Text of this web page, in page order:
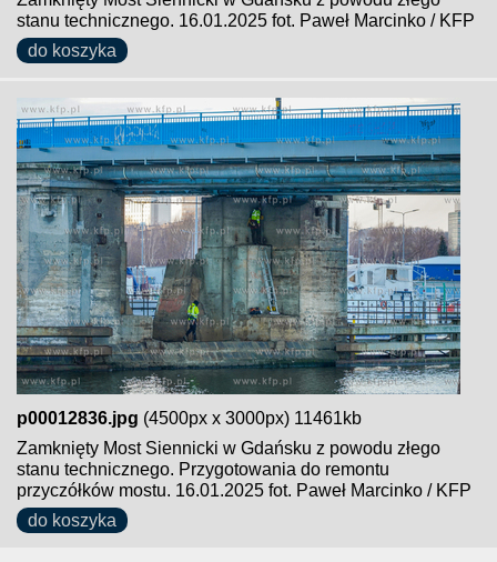
stanu technicznego. 16.01.2025 fot. Paweł Marcinko / KFP
do koszyka
p00012836.jpg (4500px x 3000px) 11461kb
Zamknięty Most Siennicki w Gdańsku z powodu złego
stanu technicznego. Przygotowania do remontu
przyczółków mostu. 16.01.2025 fot. Paweł Marcinko / KFP
do koszyka